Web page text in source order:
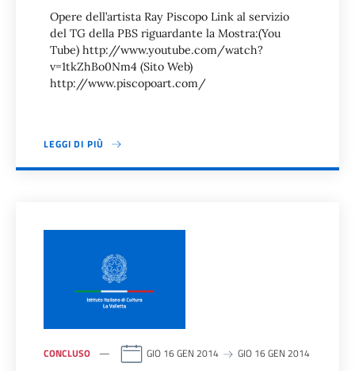
Opere dell’artista Ray Piscopo Link al servizio
del TG della PBS riguardante la Mostra:(You
Tube) http://www.youtube.com/watch?
v=1tkZhBo0Nm4 (Sito Web)
http://www.piscopoart.com/
LEGGI DI PIÙ
CONCLUSO GIO 16 GEN 2014 GIO 16 GEN 2014